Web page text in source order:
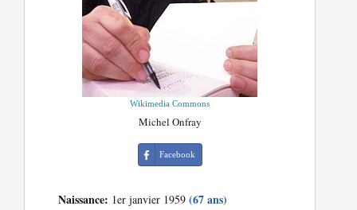
Wikimedia Commons
Michel Onfray
Facebook
Naissance: 1er janvier 1959(67 ans)